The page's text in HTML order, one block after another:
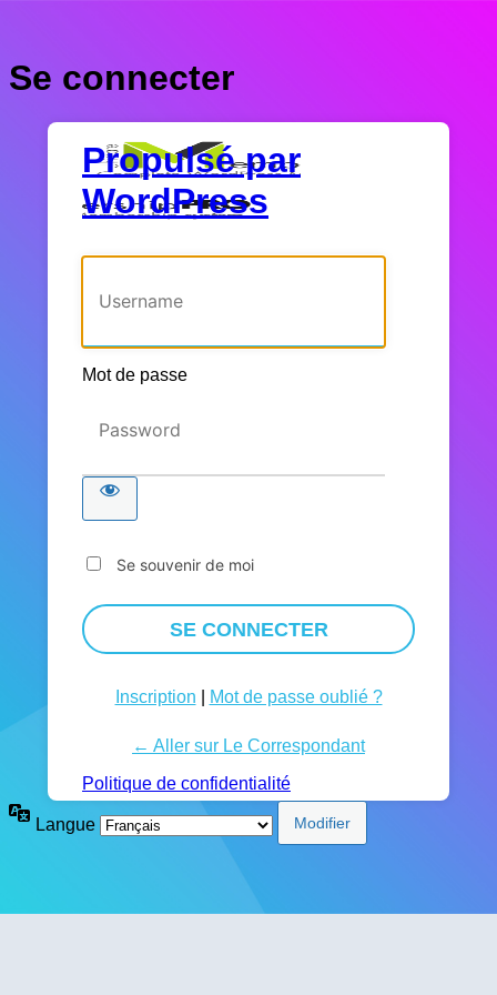
Se connecter
Propulsé par
WordPress
Mot de passe
Se souvenir de moi
Inscription Mot de passe oublié ?
← Aller sur Le Correspondant
Politique de confidentialité
Langue